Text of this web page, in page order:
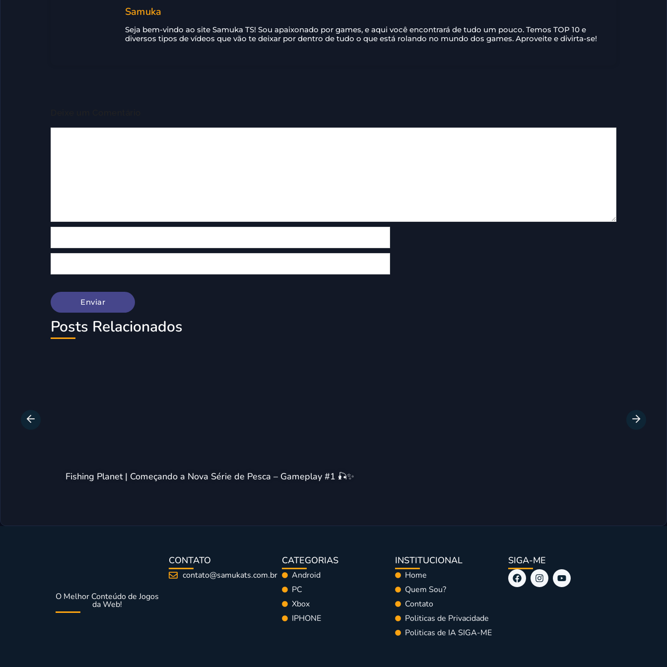
Samuka
Seja bem-vindo ao site Samuka TS! Sou apaixonado por games, e aqui você encontrará de tudo um pouco. Temos TOP 10 e
diversos tipos de vídeos que vão te deixar por dentro de tudo o que está rolando no mundo dos games. Aproveite e divirta-se!
Posts Relacionados
Fishing Planet | Começando a Nova Série de Pesca – Gameplay #1 🎣✨
O Melhor Conteúdo de Jogos
da Web!
CONTATO
contato@samukats.com.br
CATEGORIAS
Android
PC
Xbox
IPHONE
INSTITUCIONAL
Home
Quem Sou?
Contato
Politicas de Privacidade
Politicas de IA SIGA-ME
SIGA-ME